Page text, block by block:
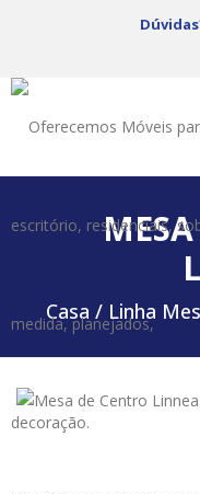
Casa / Linha